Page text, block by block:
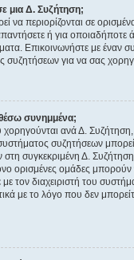
μια Δ. Συζήτηση;
να περιορίζονται σε
ή για οποιαδήποτε
Επικοινωνήστε με έναν
συζητήσεων για να σας
συνημμένα;
χορηγούνται ανά Δ.
συζητήσεων μπορεί
συγκεκριμένη Δ.
ορισμένες ομάδες
τον διαχειριστή του
με το λόγο που δεν